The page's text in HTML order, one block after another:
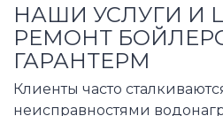
НАШИ УСЛУГИ И
РЕМОНТ
ГАРАНТЕРМ
Клиенты часто
неисправностями